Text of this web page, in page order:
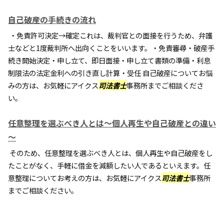
自己破産の手続きの流れ
・免責許可決定→確定これは、裁判官との面接を行うため、弁護
士などと1度裁判所へ出向くことをいいます。・免責審尋・破産手
続き開始決定・申し立て、即日面接・申し立て書類の準備・利息
制限法の法定金利への引き直し計算・受任 自己破産についてお悩
みの方は、お気軽にアイクス司法書士事務所までご相談くださ
い。
任意整理を選ぶべき人とは～個人再生や自己破産との違い
～
そのため、任意整理を選ぶべき人とは、個人再生や自己破産をし
たことがなく、手軽に借金を減額したい人であるといえます。任
意整理についてお考えの方は、お気軽にアイクス司法書士事務所
までご相談ください。